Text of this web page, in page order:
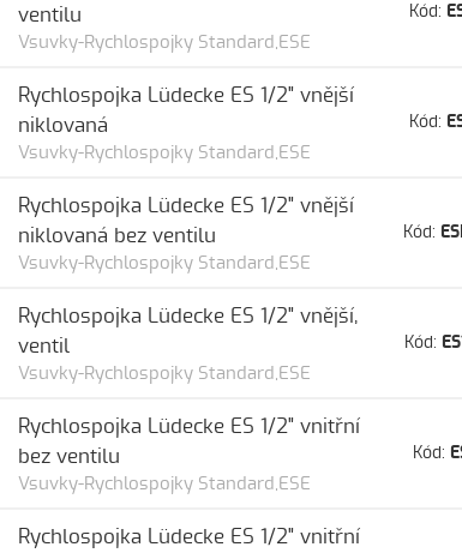
Kód:
Vsuvky-Rychlospojky Standard,ESE
ventilu
Kód:
Vsuvky-Rychlospojky Standard,ESE
Rychlospojka Lüdecke ES 1/2" vnější
niklovaná
Kód:
Vsuvky-Rychlospojky Standard,ESE
Rychlospojka Lüdecke ES 1/2" vnější
niklovaná bez ventilu
Kód:
Vsuvky-Rychlospojky Standard,ESE
Rychlospojka Lüdecke ES 1/2" vnější,
ventil
Kód:
Vsuvky-Rychlospojky Standard,ESE
Rychlospojka Lüdecke ES 1/2" vnitřní
bez ventilu
Rychlospojka Lüdecke ES 1/2" vnitřní